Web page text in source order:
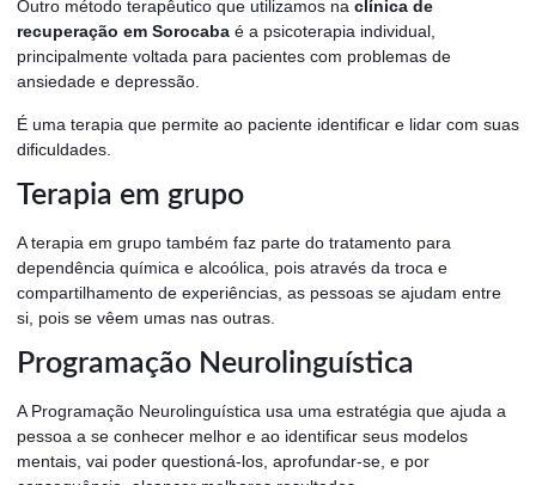
Outro método terapêutico que utilizamos na clínica de
recuperação em Sorocaba é a psicoterapia individual,
principalmente voltada para pacientes com problemas de
ansiedade e depressão.
É uma terapia que permite ao paciente identificar e lidar com suas
dificuldades.
Terapia em grupo
A terapia em grupo também faz parte do tratamento para
dependência química e alcoólica, pois através da troca e
compartilhamento de experiências, as pessoas se ajudam entre
si, pois se vêem umas nas outras.
Programação Neurolinguística
A Programação Neurolinguística usa uma estratégia que ajuda a
pessoa a se conhecer melhor e ao identificar seus modelos
mentais, vai poder questioná-los, aprofundar-se, e por